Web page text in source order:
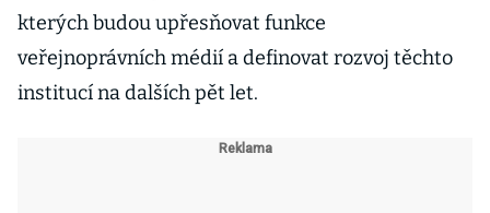
kterých budou upřesňovat funkce
veřejnoprávních médií a definovat rozvoj těchto
institucí na dalších pět let.